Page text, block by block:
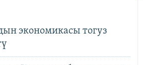
экономикасы тогуз